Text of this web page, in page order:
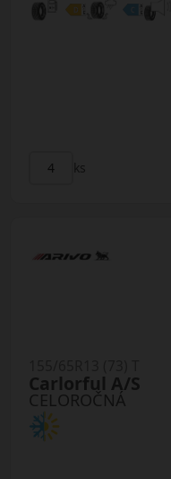
ks
CELOROČNÁ
Carlorful A/S